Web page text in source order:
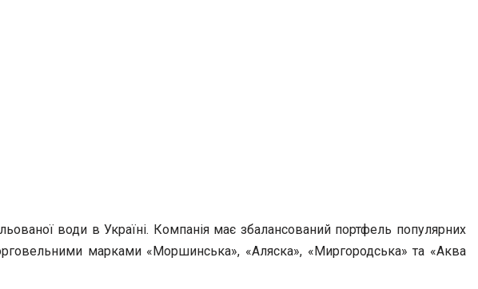
води в Україні. Компанія має збалансований портфель популярних
марками «Моршинська», «Аляска», «Миргородська» та «Аква